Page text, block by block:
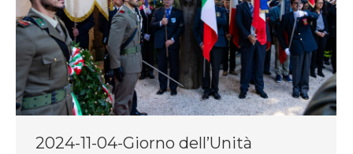
2024-11-04-Giorno dell’Unità